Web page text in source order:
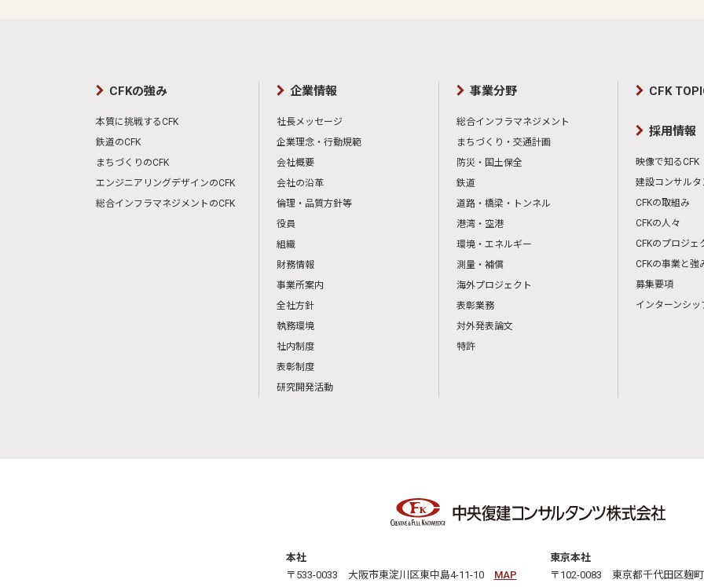
CFKの強み
本質に挑戦するCFK
鉄道のCFK
まちづくりのCFK
エンジニアリングデザインのCFK
総合インフラマネジメントのCFK
企業情報
社長メッセージ
企業理念・行動規範
会社概要
会社の沿革
倫理・品質方針等
役員
組織
財務情報
事業所案内
全社方針
執務環境
社内制度
表彰制度
研究開発活動
事業分野
総合インフラマネジメント
まちづくり・交通計画
防災・国土保全
鉄道
道路・橋梁・トンネル
港湾・空港
環境・エネルギー
測量・補償
海外プロジェクト
表彰業務
対外発表論文
特許
CFK
採用情報
映像で知るCFK
建設コンサル
CFKの取組み
CFKの人々
CFKのプロジェ
CFKの事業と強
募集要項
インターンシッ
本社
〒533-0033 大阪市東淀川区東中島4-11-10 MAP
東京本社
〒102-0083 東京都千代田区麹